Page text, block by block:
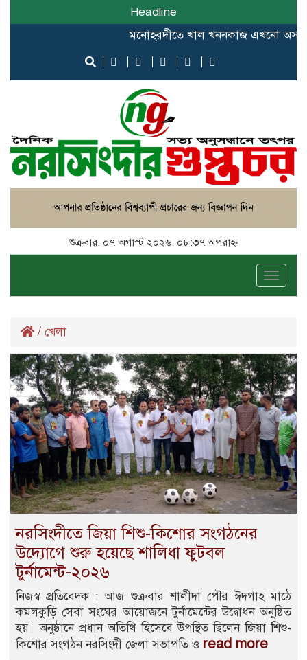
Headline
মনোহরদীতে খাল খননকাজ এখনো অসম্পূর্ণ,
শুক্রবার, ০৭ অগাস্ট ২০২৬, ০৮:৩৭ অপরাহ্ন
Toggle
/ খেলা
নরসিংদীতে জিয়া শিশু-কিশোর সংগঠনের
উদ্যোগে শুরু হয়েছে শালিধা ফুটবল
টুর্নামেন্ট-২০২৬
নিজস্ব প্রতিবেদক : আজ শুক্রবার শালীদা পৌর ঈদগাহ মাঠে
কমলকুড়ি সেবা সংঘের আয়োজনে টুর্নামেন্টের উদ্বোধন অনুষ্ঠিত
হয়। অনুষ্ঠানে প্রধান অতিথি হিসেবে উপস্থিত ছিলেন জিয়া শিশু-
কিশোর সংগঠন নরসিংদী জেলা সভাপতি ও read more